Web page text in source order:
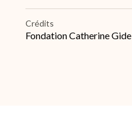
Crédits
Fondation Catherine Gide